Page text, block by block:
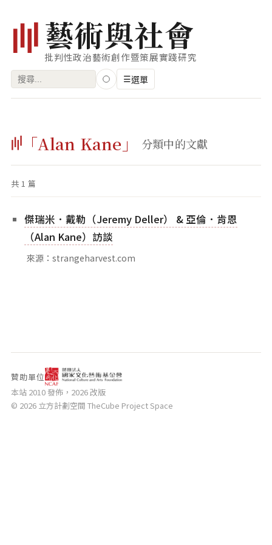
藝術與社會
批判性政治藝術創作暨策展實踐研究
搜
字:
☰選單
藝術家
創作類型
專題
索引
關鍵字
標籤雲
「Alan Kane」 分類中的文獻
共 1 篇
傑瑞米．戴勒（Jeremy Deller） & 亞倫．肯恩
（Alan Kane）訪談
來源：strangeharvest.com
贊助單位
本站 2010 發佈，2026 改版
© 2026 立方計劃空間 TheCube Project Space